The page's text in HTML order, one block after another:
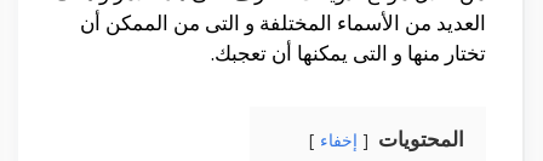
العديد من الأسماء المختلفة و التى من الممكن أن
تختار منها و التى يمكنها أن تعجبك.
المحتويات إخفاء